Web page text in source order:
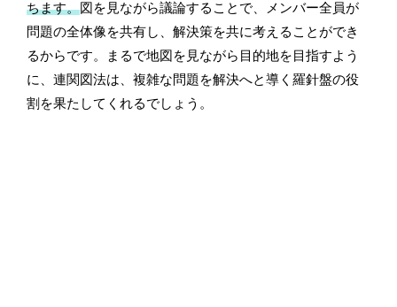
ちます。図を見ながら議論することで、メンバー全員が
問題の全体像を共有し、解決策を共に考えることができ
るからです。まるで地図を見ながら目的地を目指すよう
に、連関図法は、複雑な問題を解決へと導く羅針盤の役
割を果たしてくれるでしょう。